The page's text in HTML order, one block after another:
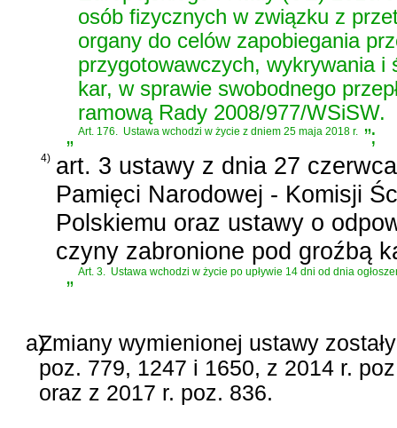
osób fizycznych w związku z
organy do celów zapobiegania
przygotowawczych, wykrywania i
kar, w sprawie swobodnego
ramową Rady 2008/977/WSiSW.
„Art. 176. Ustawa wchodzi w życie z dniem 25 maja 2018 r. ”
;
4) art. 3 ustawy z dnia 27
Pamięci Narodowej - Komisji
Polskiemu oraz ustawy o
czyny zabronione pod groźbą
„Art. 3. Ustawa wchodzi w życie po upływie 14 dni od dnia
a)Zmiany wymienionej ustawy
poz. 779, 1247 i 1650, z 2014 r.
oraz z 2017 r. poz. 836.